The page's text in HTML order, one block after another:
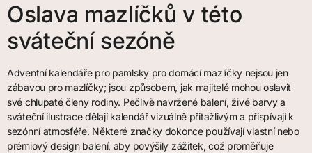
Oslava mazlíčků v této
sváteční sezóně
Adventní kalendáře pro pamlsky pro domácí mazlíčky nejsou jen
zábavou pro mazlíčky; jsou způsobem, jak majitelé mohou oslavit
své chlupaté členy rodiny. Pečlivě navržené balení, živé barvy a
sváteční ilustrace dělají kalendář vizuálně přitažlivým a přispívají k
sezónní atmosféře. Některé značky dokonce používají vlastní nebo
prémiový design balení, aby povýšily zážitek, což proměňuje